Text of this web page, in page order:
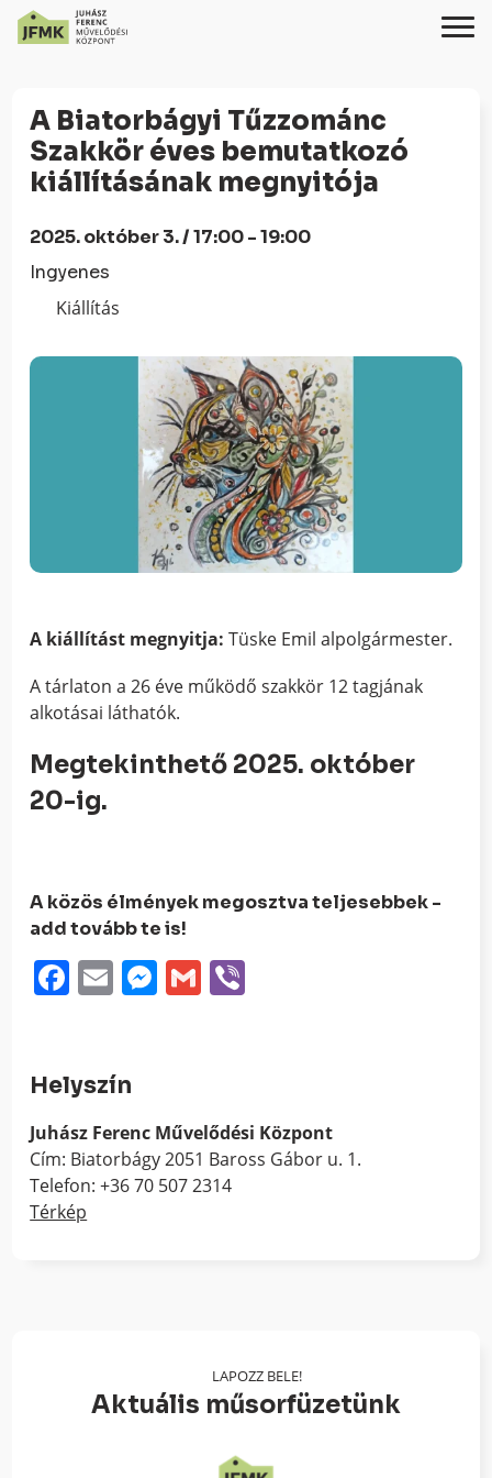
Content
navigációhoz
A Biatorbágyi Tűzzománc
Szakkör éves bemutatkozó
kiállításának megnyitója
2025. október 3. / 17:00 - 19:00
Ingyenes
Kiállítás
A kiállítást megnyitja: Tüske Emil alpolgármester.
A tárlaton a 26 éve működő szakkör 12 tagjának
alkotásai láthatók.
Megtekinthető 2025. október
20-ig.
A közös élmények megosztva teljesebbek -
add tovább te is!
Facebook
EmailMessenger
Gmail
Helyszín
Juhász Ferenc Művelődési Központ
Cím: Biatorbágy 2051 Baross Gábor u. 1.
Telefon: +36 70 507 2314
Térkép
LAPOZZ BELE!
Aktuális műsorfüzetünk